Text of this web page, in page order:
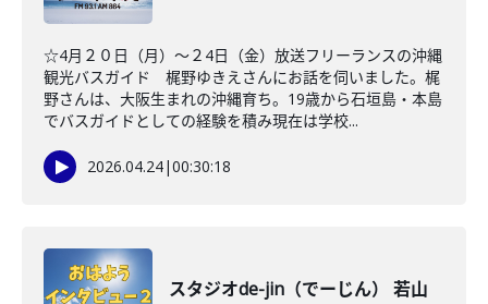
☆4月２０日（月）～２4日（金）放送フリーランスの沖縄
観光バスガイド 梶野ゆきえさんにお話を伺いました。梶
野さんは、大阪生まれの沖縄育ち。19歳から石垣島・本島
でバスガイドとしての経験を積み現在は学校...
2026.04.24|00:30:18
スタジオde-jin（でーじん） 若山